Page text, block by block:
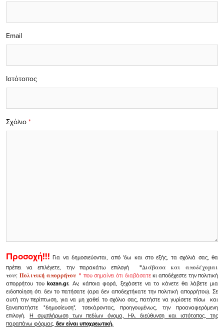
Σχόλιο *
Email
Ιστότοπος
Προσοχή!!! Για να δημοσιεύονται, από 'δω και στο εξής, τα σχόλιά σας, θα
πρέπει να επιλέγετε, την παρακάτω επιλογή
"Διάβασα και αποδέχομαι
τουςΠολιτική απορρήτου" που σημαίνει ότι διαβάσατεκι αποδέχεστε την πολιτική
απορρήτου τουkozan.gr. Αν, κάποια φορά, ξεχάσετε να το κάνετε θα λάβετε μια
ειδοποίηση ότι δεν το πατήσατε (αρα δεν αποδεχτήκατε την πολιτική απορρήτου). Σε
αυτή την περίπτωση, για να μη χαθεί το σχόλιο σας, πατήστε να γυρίσετε πίσω και
ξαναπατήστε "δημοσίευση", τσεκάροντας, προηγουμένως, την προαναφερόμενη
επιλογή.Η συμπλήρωση των πεδίων όνομα, Ηλ. διεύθυνση και ιστότοπος, της
παραπάνω φόρμας, δεν είναι υποχρεωτική.